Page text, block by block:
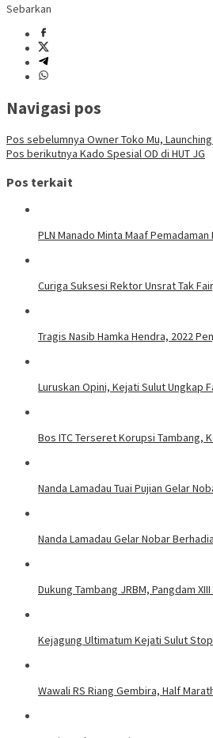
Sebarkan
Navigasi pos
Pos sebelumnya Owner Toko Mu,
Pos berikutnya Kado Spesial OD di HUT JG
Pos terkait
PLN Manado Minta Maaf
Curiga Suksesi Rektor Unsrat Tak
Tragis Nasib Hamka Hendra, 2022
Luruskan Opini, Kejati Sulut Ungkap
Bos ITC Terseret Korupsi Tambang,
Nanda Lamadau Tuai Pujian Gelar
Nanda Lamadau Gelar Nobar
Dukung Tambang JRBM, Pangdam
Kejagung Ultimatum Kejati Sulut Stop
Wawali RS Riang Gembira, Half